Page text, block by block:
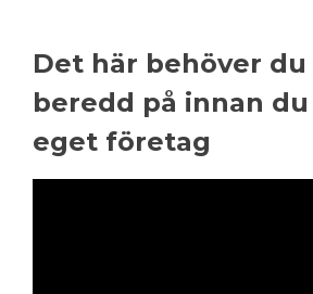
Det här behöver du
beredd på innan
eget företag